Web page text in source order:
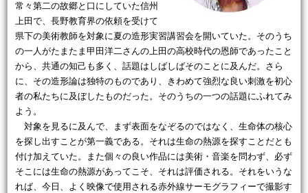
常々第二の故郷と口にしていた信州
上田で、長野教育界の依頼を受けて
県下の美術教師を対象に夏の造形実習講習会を開いていた。そのうち
の一人がたまたま甲田洋二さんの上田の高校時代の恩師であったこと
から、共通の知己も多く、話題はしばしばそのことに及んだ。さら
に、その造形論は独特のものであり、きわめて強烈な良い刺激を初心
者の私たちに及ぼしたものだった。そのうちの一つの話題にふれてみ
よう。
対象を見るに及んで、まず表面をなぞるのではなく、生命体の核心
を探し出すことが第一義である。それは生命の熱源を探すことだとも
付け加えていた。また個々の良い作品には美術・音楽を問わず、必ず
そこには生命の熱源があってこそ、それは評価される。それをいうな
れば、今日、よく映像で使用される赤外線サーモグラフィーで撮影す